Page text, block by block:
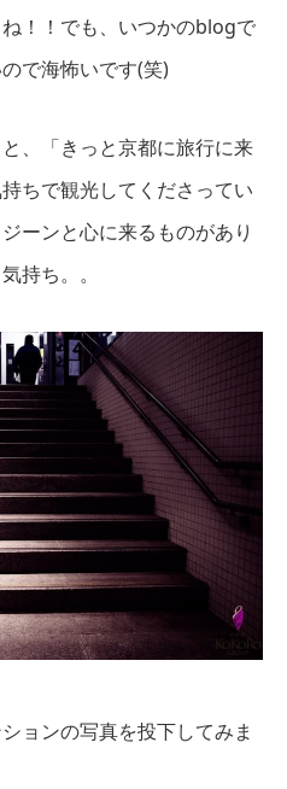
！！でも、いつかのblogで
で海怖いです(笑)
、「きっと京都に旅行に来
ちで観光してくださってい
ーンと心に来るものがあり
持ち。。
ョンの写真を投下してみま